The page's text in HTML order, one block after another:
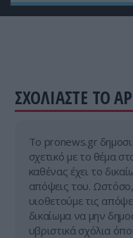
Βαρύ πρόστιμο
ΣΧΟΛΙΑΣΤΕ ΤΟ
Tο pronews.gr
σχετικό με το θέμα
καθένας έχει το
απόψεις του.
υιοθετούμε τις
δικαίωμα να μην
υβριστικά σχόλια